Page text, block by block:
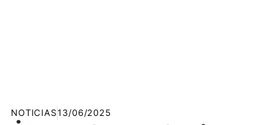
NOTICIAS13/06/2025